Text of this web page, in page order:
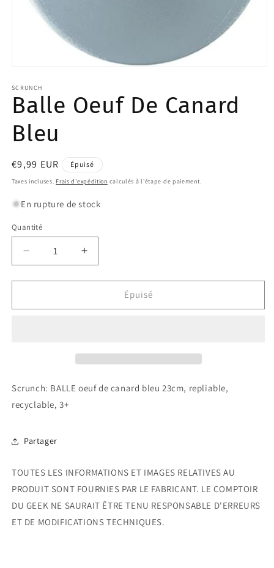
média
1
dans
une
fenêtre
modale
SCRUNCH
Balle Oeuf De Canard
Bleu
Prix
habituel
€9,99 EUR Épuisé
Taxes incluses. Frais d'expédition calculés à l'étape de paiement.
En rupture de stock
Quantité
Quantité
Réduire
la
quantité
Balle
Augmenter
la
quantité
Balle
Épuisé
Scrunch: BALLE oeuf de canard bleu 23cm, repliable,
recyclable, 3+
Partager
TOUTES LES INFORMATIONS ET IMAGES RELATIVES AU
PRODUIT SONT FOURNIES PAR LE FABRICANT. LE COMPTOIR
DU GEEK NE SAURAIT ÊTRE TENU RESPONSABLE D'ERREURS
ET DE MODIFICATIONS TECHNIQUES.